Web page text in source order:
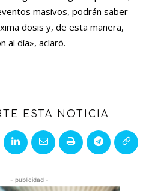
masivos, podrán saber
dosis y, de esta manera,
al día», aclaró.
ESTA NOTICIA
- publicidad -